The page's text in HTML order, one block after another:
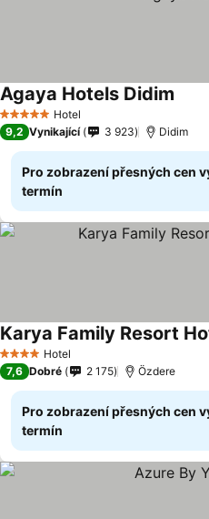
5 Počet hvězdiček
Hotel
Agaya Hotels Didim
9,2 Vynikající 3 923 Didim
Pro zobrazení přesných cen
termín
4 Počet hvězdiček
Hotel
Karya Family Resort
7,6 Dobré 2 175 Özdere
Pro zobrazení přesných cen
termín